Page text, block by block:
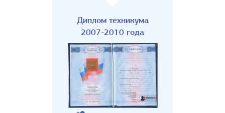
Диплом техникума
2007-2010 года